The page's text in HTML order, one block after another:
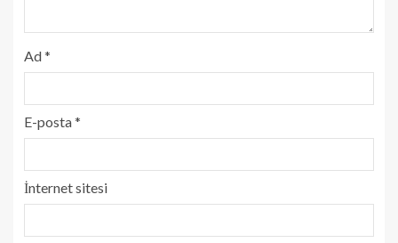
Ad*
E-posta*
İnternet sitesi